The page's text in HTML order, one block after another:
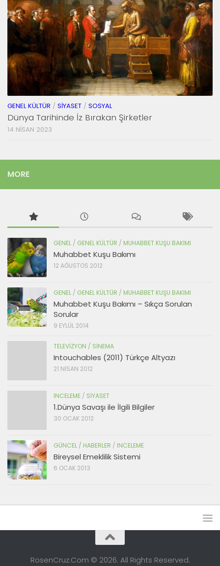
GENEL KÜLTÜR / SIYASET / SOSYAL
Dünya Tarihinde İz Bırakan Şirketler
14 NISAN 2023
MORE
GENEL / GENEL KÜLTÜR / MUHABBET KUŞU BAKIMI
Muhabbet Kuşu Bakımı
12 AĞUSTOS 2012
GENEL / GENEL KÜLTÜR / MUHABBET KUŞU BAKIMI
Muhabbet Kuşu Bakımı – Sıkça Sorulan
Sorular
9 EYLÜL 2014
TELEVIZYON / SINEMA
Intouchables (2011) Türkçe Altyazı
21 NISAN 2012
INCELEME / SIYASET
1.Dünya Savaşı ile İlgili Bilgiler
30 OCAK 2012
GÜNCEL / HABERLER / INCELEME
Bireysel Emeklilik Sistemi
6 OCAK 2013
RosenCruz.Com © 2026. All Rights Reserved.